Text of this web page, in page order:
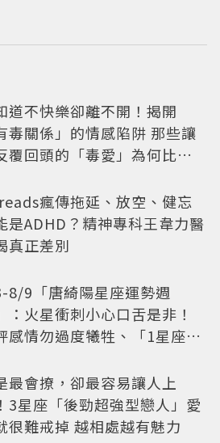
道不快樂卻離不開！揭開
毒關係」的情感陷阱 那些讓
覆回頭的「毒愛」為何比菸
瘋傳拖延、放空、健忘
是ADHD？精神專科王韋力醫
真正差別
8/9「唐綺陽星座運勢週
：火星衝刺小心口舌是非！
感情勿過度犧牲、「1星座」
最會撩，卻最容易讓人上
3星座「後勁超強型戀人」愛
很難戒掉 越相處越有魅力